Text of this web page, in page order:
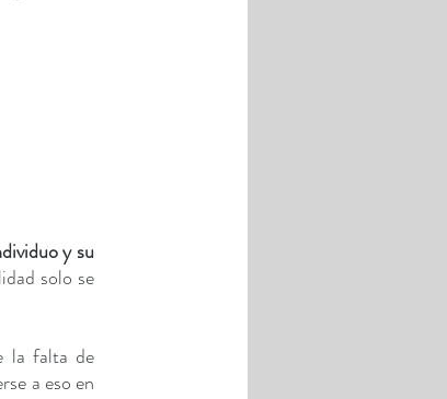
y su
solo se
la falta de
a eso en